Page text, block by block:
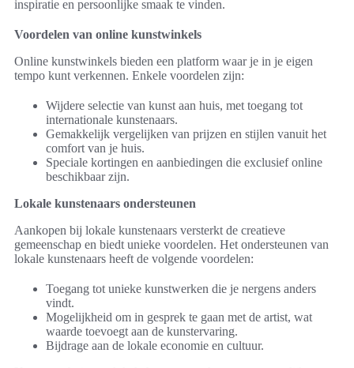
inspiratie en persoonlijke smaak te vinden.
Voordelen van online kunstwinkels
Online kunstwinkels bieden een platform waar je in je eigen
tempo kunt verkennen. Enkele voordelen zijn:
Wijdere selectie van kunst aan huis, met toegang tot
internationale kunstenaars.
Gemakkelijk vergelijken van prijzen en stijlen vanuit het
comfort van je huis.
Speciale kortingen en aanbiedingen die exclusief online
beschikbaar zijn.
Lokale kunstenaars ondersteunen
Aankopen bij lokale kunstenaars versterkt de creatieve
gemeenschap en biedt unieke voordelen. Het ondersteunen van
lokale kunstenaars heeft de volgende voordelen:
Toegang tot unieke kunstwerken die je nergens anders
vindt.
Mogelijkheid om in gesprek te gaan met de artist, wat
waarde toevoegt aan de kunstervaring.
Bijdrage aan de lokale economie en cultuur.